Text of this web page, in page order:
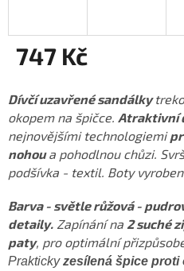
747 Kč
cena:
Dívčí uzavřené sandálky
okopem na špičce. Atraktivní
nejnovějšími technologiemi
nohoua pohodlnou chůzi.
podšívka - textil. Boty
Barva - světle růžová -
detaily. Zapínání na 2 suché
paty, pro optimální
Praktickyzesílená špice proti